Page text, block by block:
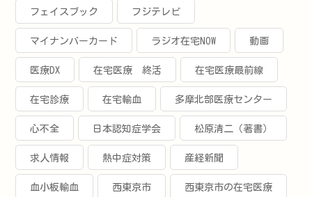
フェイスブック フジテレビ
マイナンバーカード ラジオ在宅NOW 動画
医療DX 在宅医療 終活 在宅医療最前線
在宅診療 在宅輸血 多摩北部医療センター
心不全 日本認知症学会 松原清二（著書）
求人情報 熱中症対策 産経新聞
血小板輸血 西東京市 西東京市の在宅医療